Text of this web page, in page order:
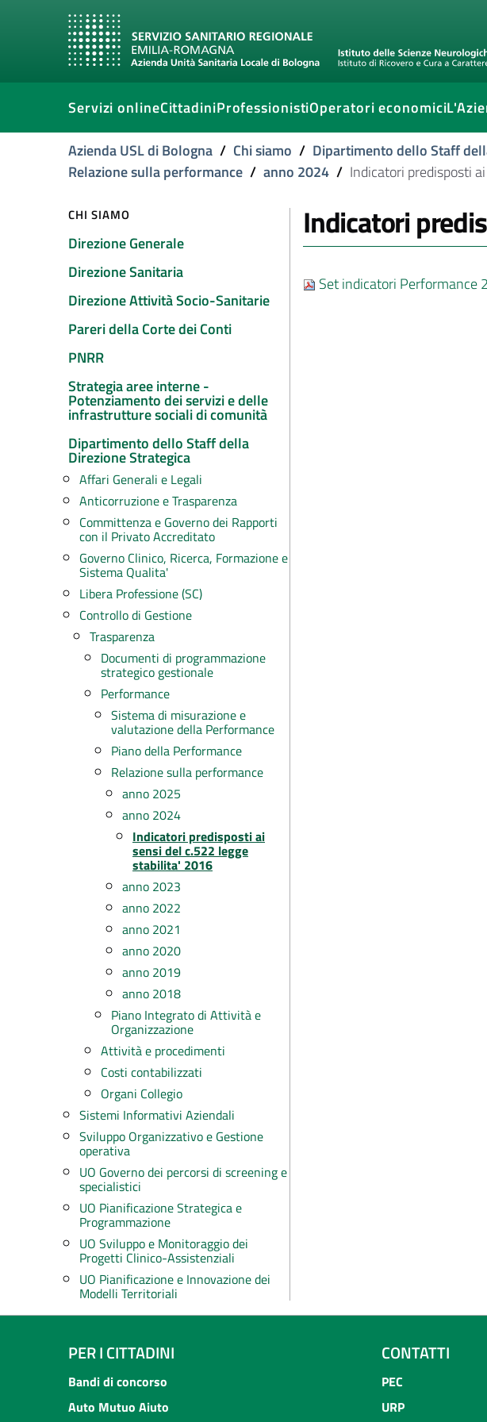
Servizi onlineCittadiniProfessionistiOperatori economici
Azienda USL di Bologna / Chi siamo / Dipartimento dello Staff
Relazione sulla performance / anno 2024 / Indicatori predisposti
CHI SIAMO
Direzione Generale
Direzione Sanitaria
Direzione Attività Socio-Sanitarie
Pareri della Corte dei Conti
PNRR
Strategia aree interne -
Potenziamento dei servizi e delle
infrastrutture sociali di comunità
Dipartimento dello Staff della
Direzione Strategica
Affari Generali e Legali
Anticorruzione e Trasparenza
Committenza e Governo dei Rapporti
con il Privato Accreditato
Governo Clinico, Ricerca, Formazione e
Sistema Qualita'
Libera Professione (SC)
Controllo di Gestione
Trasparenza
Documenti di programmazione
strategico gestionale
Performance
Sistema di misurazione e
valutazione della Performance
Piano della Performance
Relazione sulla performance
anno 2025
anno 2024
Indicatori predisposti ai
sensi del c.522 legge
stabilita' 2016
anno 2023
anno 2022
anno 2021
anno 2020
anno 2019
anno 2018
Piano Integrato di Attività e
Organizzazione
Attività e procedimenti
Costi contabilizzati
Organi Collegio
Sistemi Informativi Aziendali
Sviluppo Organizzativo e Gestione
operativa
UO Governo dei percorsi di screening e
specialistici
UO Pianificazione Strategica e
Programmazione
UO Sviluppo e Monitoraggio dei
Progetti Clinico-Assistenziali
UO Pianificazione e Innovazione dei
Modelli Territoriali
Indicatori
Set indicatori Performance
PER I CITTADINI
Bandi di concorso
Auto Mutuo Aiuto
CONTATTI
PEC
URP